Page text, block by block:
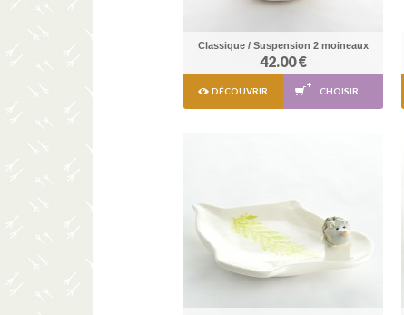
Classique / Suspension 2 moineaux
42.00 €
DÉCOUVRIR CHOISIR